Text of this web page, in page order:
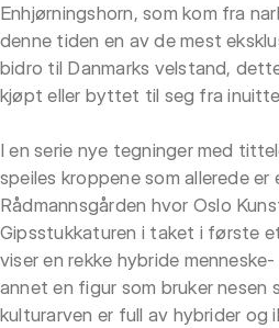
Enhjørningshorn, som kom fra
denne tiden en av de mest
bidro til Danmarks velstand,
kjøpt eller byttet til seg fra
I en serie nye tegninger med
speiles kroppene som allerede er
Rådmannsgården hvor Oslo
Gipsstukkaturen i taket i første
viser en rekke hybride
annet en figur som bruker nesen
kulturarven er full av hybrider og